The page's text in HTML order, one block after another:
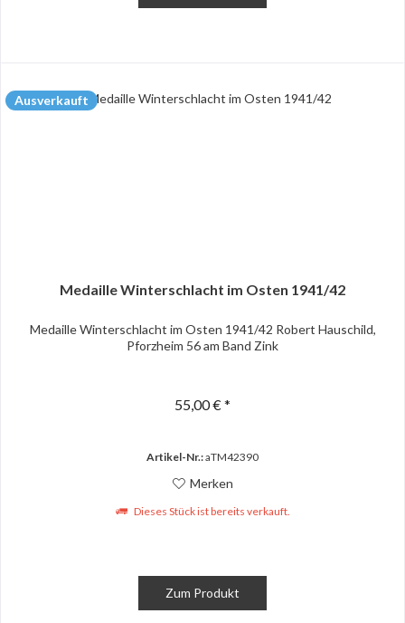
Ausverkauft
Medaille Winterschlacht im Osten 1941/42
Medaille Winterschlacht im Osten 1941/42 Robert Hauschild,
Pforzheim 56 am Band Zink
55,00 € *
Artikel-Nr.:aTM42390
Merken
Dieses Stück ist bereits verkauft.
Zum Produkt